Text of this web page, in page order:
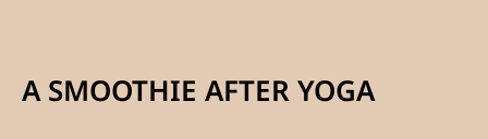
A SMOOTHIE AFTER YOGA